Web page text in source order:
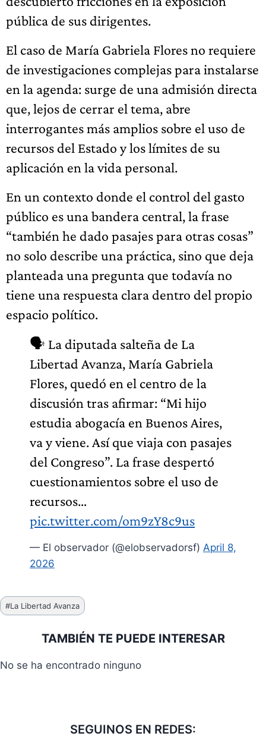
pública de sus dirigentes.
El caso de María Gabriela Flores no requiere
de investigaciones complejas para instalarse
en la agenda: surge de una admisión directa
que, lejos de cerrar el tema, abre
interrogantes más amplios sobre el uso de
recursos del Estado y los límites de su
aplicación en la vida personal.
En un contexto donde el control del gasto
público es una bandera central, la frase
“también he dado pasajes para otras cosas”
no solo describe una práctica, sino que deja
planteada una pregunta que todavía no
tiene una respuesta clara dentro del propio
espacio político.
🗣️ La diputada salteña de La
Libertad Avanza, María Gabriela
Flores, quedó en el centro de la
discusión tras afirmar: “Mi hijo
estudia abogacía en Buenos Aires,
va y viene. Así que viaja con pasajes
del Congreso”. La frase despertó
cuestionamientos sobre el uso de
recursos…
pic.twitter.com/om9zY8c9us
— El observador (@elobservadorsf) April 8,
2026
Etiquetas
de
#La Libertad Avanza
TAMBIÉN TE PUEDE INTERESAR
No se ha encontrado ninguno
SEGUINOS EN REDES: